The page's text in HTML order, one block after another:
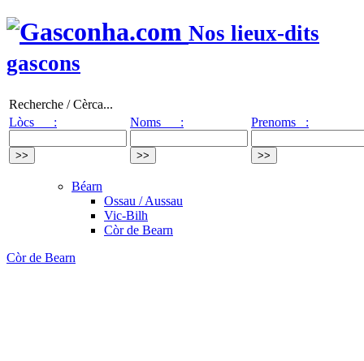
Nos lieux-dits
gascons
Recherche / Cèrca...
Lòcs :
Noms : Prenoms :
Béarn
Ossau / Aussau
Vic-Bilh
Còr de Bearn
Còr de Bearn